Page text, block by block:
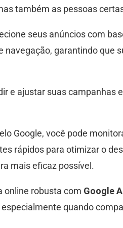
também as pessoas
seus anúncios com
garantindo que
e ajustar suas campanhas
Google, você pode
rápidos para otimizar o
mais eficaz possível.
online robusta com Google
quando